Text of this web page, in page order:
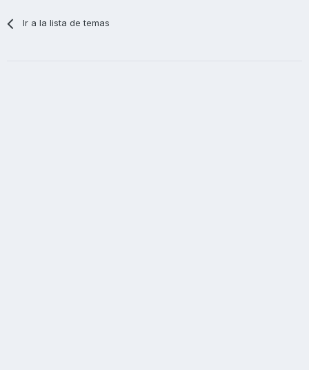
Ir a la lista de temas